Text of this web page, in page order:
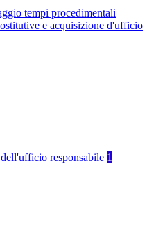
tempi procedimentali
e acquisizione d'ufficio
responsabile 1